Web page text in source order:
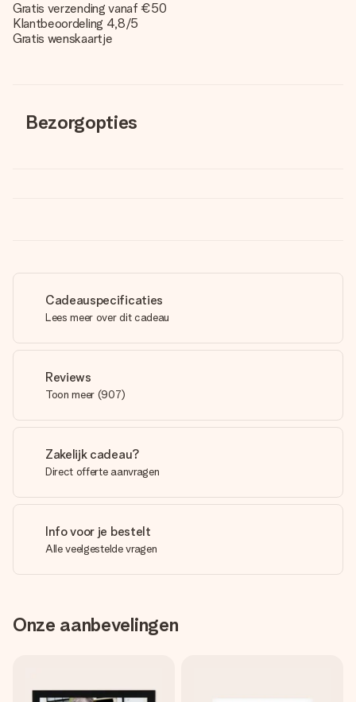
Gratis verzending vanaf €50
Klantbeoordeling 4,8/5
Gratis wenskaartje
Bezorgopties
Cadeauspecificaties
Lees meer over dit cadeau
Reviews
Toon meer (907)
Zakelijk cadeau?
Direct offerte aanvragen
Info voor je bestelt
Alle veelgestelde vragen
Onze aanbevelingen